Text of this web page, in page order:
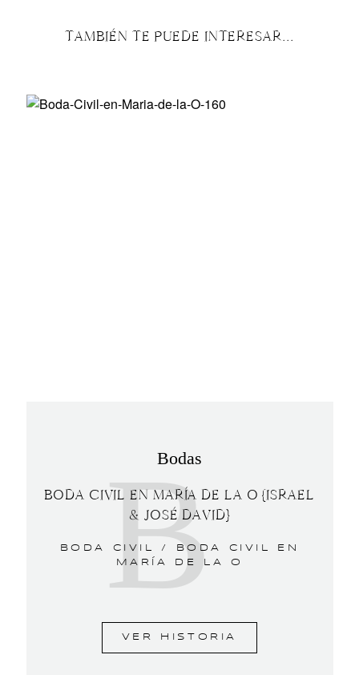
TAMBIÉN TE PUEDE INTERESAR...
B
Bodas
BODA CIVIL EN MARÍA DE LA O {ISRAEL
& JOSÉ DAVID}
BODA CIVIL /
BODA CIVIL EN
MARÍA DE LA O
VER HISTORIA